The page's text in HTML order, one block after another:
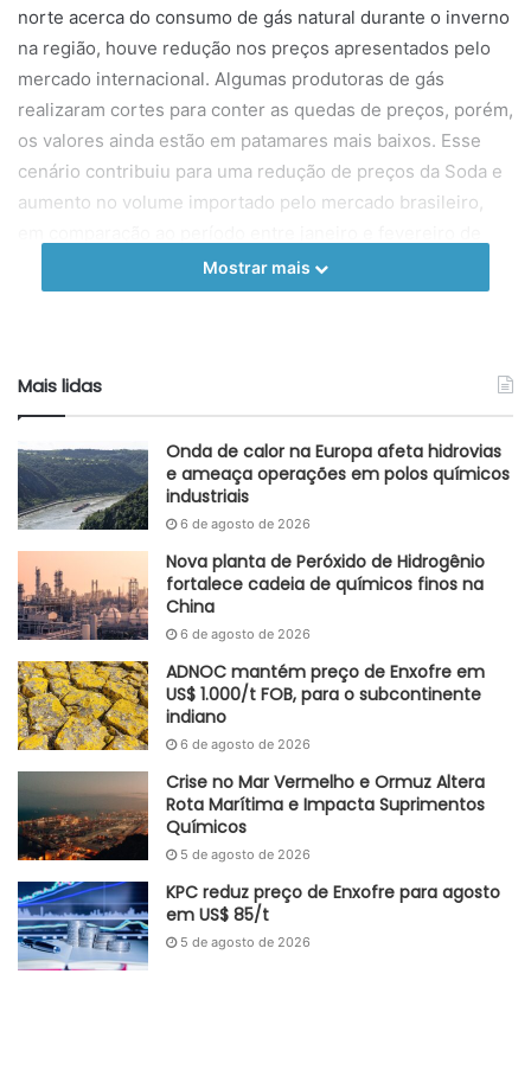
norte acerca do consumo de gás natural durante o inverno
na região, houve redução nos preços apresentados pelo
mercado internacional. Algumas produtoras de gás
realizaram cortes para conter as quedas de preços, porém,
os valores ainda estão em patamares mais baixos. Esse
cenário contribuiu para uma redução de preços da Soda e
aumento no volume importado pelo mercado brasileiro,
natural – devido às temperaturas mais altas do que o
Acompanhando a tendência do mercado, o cenário
europeu apresentou queda de 2%, em fevereiro, nos
preços do insumo – devido a demanda desacelerada. No
entanto, por conta dos conflitos no Oriente Médio, podem
ocorrer restrições na demanda, impactando os preços na
região. No mercado asiático, tanto a demanda quanto a
oferta mantiveram-se equilibrados, estabilizando os
preços no mês de fevereiro.
A desaceleração do consumo afetou também o mercado
nacional. Um exemplo disso pôde ser observado perante a
redução de 17%, no consolidado de 2023, nas vendas
domésticas dos principais químicos da Braskem, no
Autoral GlobalKem | 27 de março de 2024
Fonte GlobalKem
Mostrar mais
Mais lidas
Onda de calor na Europa afeta hidrovias
e ameaça operações em polos químicos
industriais
6 de agosto de 2026
Nova planta de Peróxido de Hidrogênio
fortalece cadeia de químicos finos na
China
6 de agosto de 2026
ADNOC mantém preço de Enxofre em
US$ 1.000/t FOB, para o subcontinente
indiano
6 de agosto de 2026
Crise no Mar Vermelho e Ormuz Altera
Rota Marítima e Impacta Suprimentos
Químicos
5 de agosto de 2026
KPC reduz preço de Enxofre para agosto
em US$ 85/t
5 de agosto de 2026